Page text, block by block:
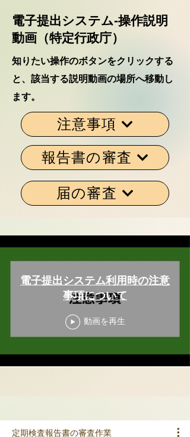
​電子提出システム-操作説明
動画（特定行政庁）
​知りたい操作のボタンをクリックする
と、該当する説明動画の場所へ移動し
ます。
注意事項
報告書の審査
届の審査
電子提出システム利用時の注意
事項について
動画を再生
定期検査報告書の審査作業